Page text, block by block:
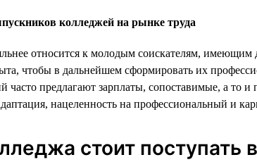
колледжей на рынке труда
относится к молодым соискателям,
чтобы в дальнейшем сформировать их
часто предлагают зарплаты, сопоставимые, а
нацеленность на профессиональный и
стоит поступать